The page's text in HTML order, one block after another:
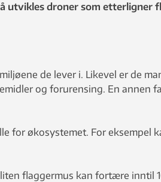
utvikles droner som
de lever i. Likevel er de
og forurensing. En annen
for økosystemet. For eksempel
flaggermus kan fortære inntil